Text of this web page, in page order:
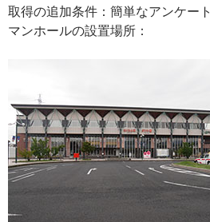
取得の追加条件：簡単なアンケート
マンホールの設置場所：